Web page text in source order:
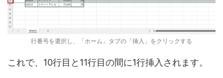
行番号を選択し、「ホーム」タブの「挿入」をクリックする
これで、10行目と11行目の間に1行挿入されます。